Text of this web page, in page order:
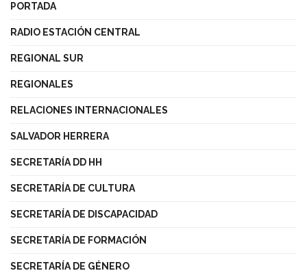
PORTADA
RADIO ESTACIÓN CENTRAL
REGIONAL SUR
REGIONALES
RELACIONES INTERNACIONALES
SALVADOR HERRERA
SECRETARÍA DD HH
SECRETARÍA DE CULTURA
SECRETARÍA DE DISCAPACIDAD
SECRETARÍA DE FORMACIÓN
SECRETARÍA DE GÉNERO